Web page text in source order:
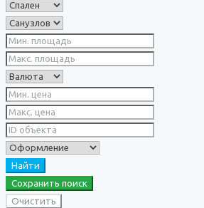
Найти
Сохранить поиск
Очистить